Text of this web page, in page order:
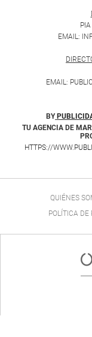
EMAIL:
EMAIL:
BY
TU AGENCIA DE
HTTPS://
QUIÉNES
POLÍTICA DE